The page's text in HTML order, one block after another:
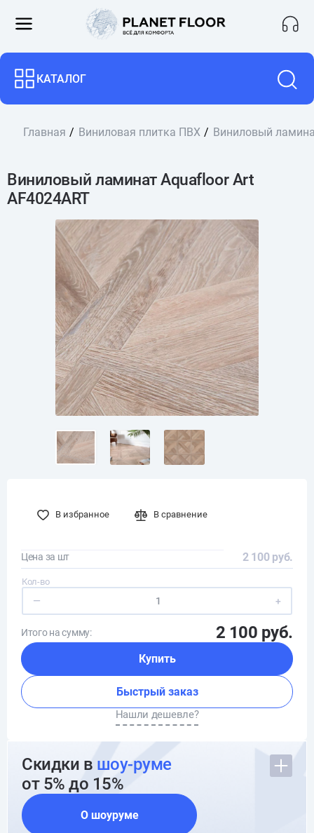
КАТАЛОГ
Главная Виниловая плитка ПВХ Виниловый
Виниловый ламинат Aquafloor Art
AF4024ART
В избранное В сравнение
Цена за шт 2 100 руб.
Кол-во
— +
Итого на сумму: 2 100 руб.
Купить
Быстрый заказ
Нашли дешевле?
Скидки в шоу-руме
от 5% до 15%
О шоуруме